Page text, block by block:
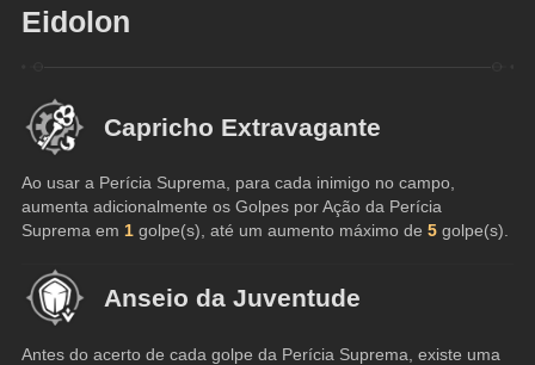
Eidolon
Capricho Extravagante
Ao usar a Perícia Suprema, para cada inimigo no campo,
aumenta adicionalmente os Golpes por Ação da Perícia
Suprema em 1 golpe(s), até um aumento máximo de 5 golpe(s).
Anseio da Juventude
Antes do acerto de cada golpe da Perícia Suprema, existe uma